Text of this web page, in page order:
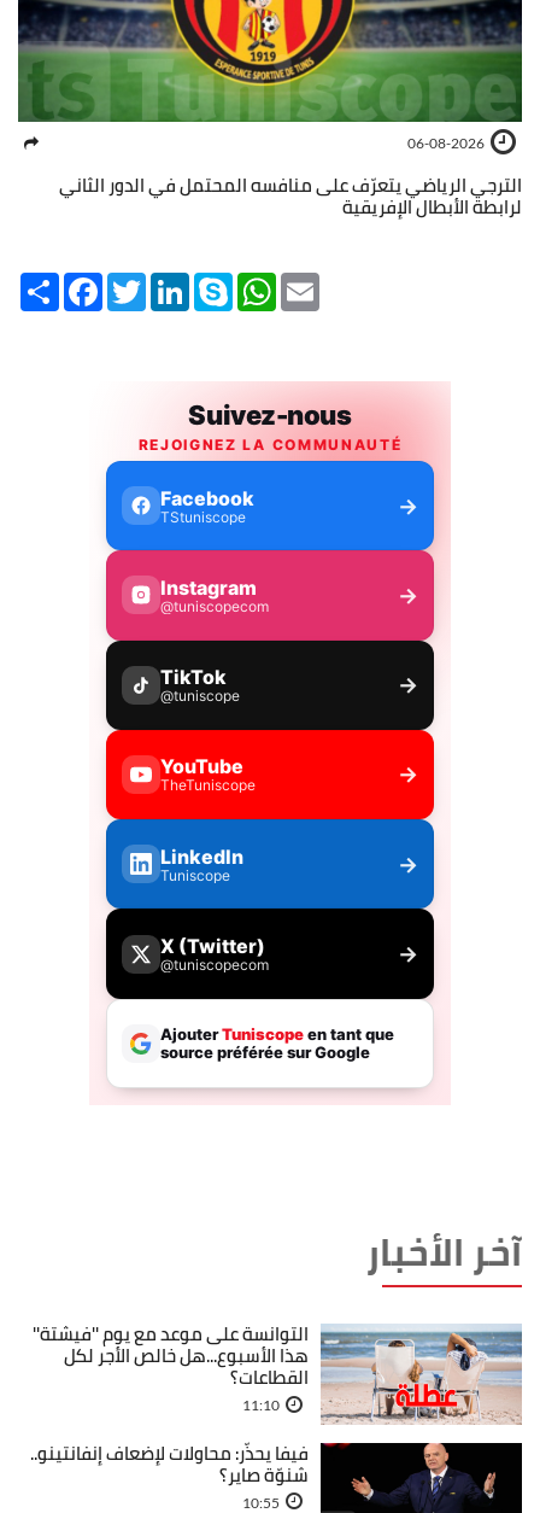
06-08-2026
الترجي الرياضي يتعرّف على منافسه المحتمل في الدور الثاني
لرابطة الأبطال الإفريقية
Share FacebookTwitterLinkedInSkype WhatsApp
آخر الأخبار
التوانسة على موعد مع يوم ''فيشتة''
هذا الأسبوع...هل خالص الأجر لكل
القطاعات؟
11:10
فيفا يحذّر: محاولات لإضعاف إنفانتينو..
شنوّة صاير؟
10:55